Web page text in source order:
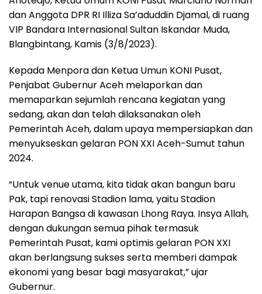
dan Anggota DPR RI Illiza Sa’aduddin Djamal, di ruang
VIP Bandara Internasional Sultan Iskandar Muda,
Blangbintang, Kamis (3/8/2023).
Kepada Menpora dan Ketua Umun KONI Pusat,
Penjabat Gubernur Aceh melaporkan dan
memaparkan sejumlah rencana kegiatan yang
sedang, akan dan telah dilaksanakan oleh
Pemerintah Aceh, dalam upaya mempersiapkan dan
menyukseskan gelaran PON XXI Aceh-Sumut tahun
2024.
“Untuk venue utama, kita tidak akan bangun baru
Pak, tapi renovasi Stadion lama, yaitu Stadion
Harapan Bangsa di kawasan Lhong Raya. Insya Allah,
dengan dukungan semua pihak termasuk
Pemerintah Pusat, kami optimis gelaran PON XXI
akan berlangsung sukses serta memberi dampak
ekonomi yang besar bagi masyarakat,” ujar
Gubernur.